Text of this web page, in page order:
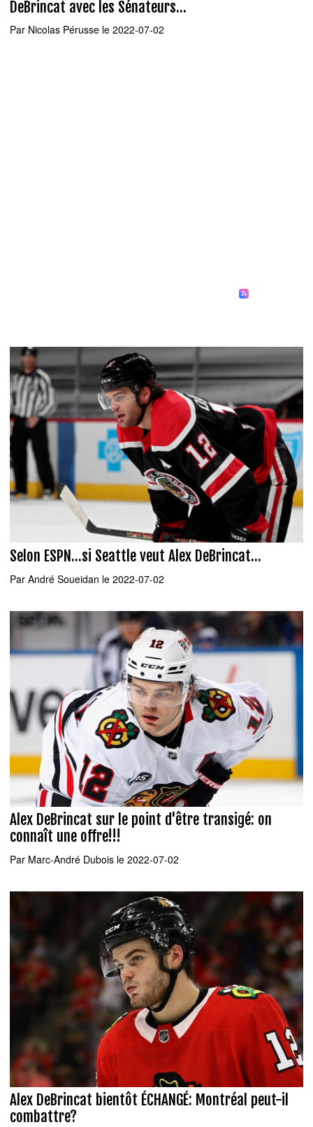
DeBrincat avec les Sénateurs...
Par Nicolas Pérusse le 2022-07-02
Selon ESPN...si Seattle veut Alex DeBrincat...
Par André Soueidan le 2022-07-02
Alex DeBrincat sur le point d'être transigé: on
connaît une offre!!!
Par Marc-André Dubois le 2022-07-02
Alex DeBrincat bientôt ÉCHANGÉ: Montréal peut-il
combattre?